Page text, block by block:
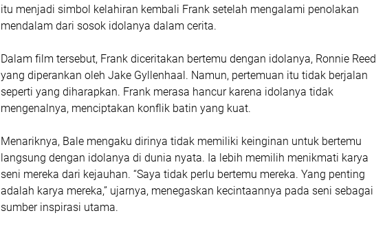
itu menjadi simbol kelahiran kembali Frank setelah mengalami penolakan
mendalam dari sosok idolanya dalam cerita.
Dalam film tersebut, Frank diceritakan bertemu dengan idolanya, Ronnie Reed
yang diperankan oleh Jake Gyllenhaal. Namun, pertemuan itu tidak berjalan
seperti yang diharapkan. Frank merasa hancur karena idolanya tidak
mengenalnya, menciptakan konflik batin yang kuat.
Menariknya, Bale mengaku dirinya tidak memiliki keinginan untuk bertemu
langsung dengan idolanya di dunia nyata. Ia lebih memilih menikmati karya
seni mereka dari kejauhan. “Saya tidak perlu bertemu mereka. Yang penting
adalah karya mereka,” ujarnya, menegaskan kecintaannya pada seni sebagai
sumber inspirasi utama.